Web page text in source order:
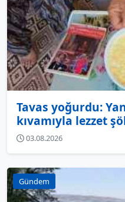
Tavas yoğurdu:
kıvamıyla lezzet
03.08.2026
Gündem